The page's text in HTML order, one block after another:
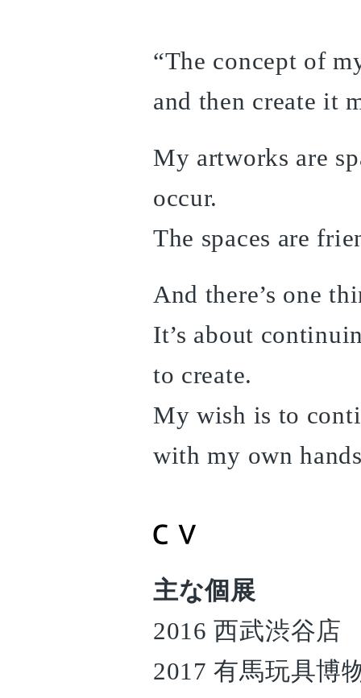
“The concept of
and then create it
My artworks are
occur.
The spaces are
And there’s one
It’s about
to create.
My wish is to
with my own
主な個展
2016 西武渋谷店
2017 有馬玩具博